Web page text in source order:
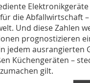
die Abfallwirtschaft –
Und diese Zahlen
prognostizieren
jedem ausrangierten
Küchengeräten –
gilt.